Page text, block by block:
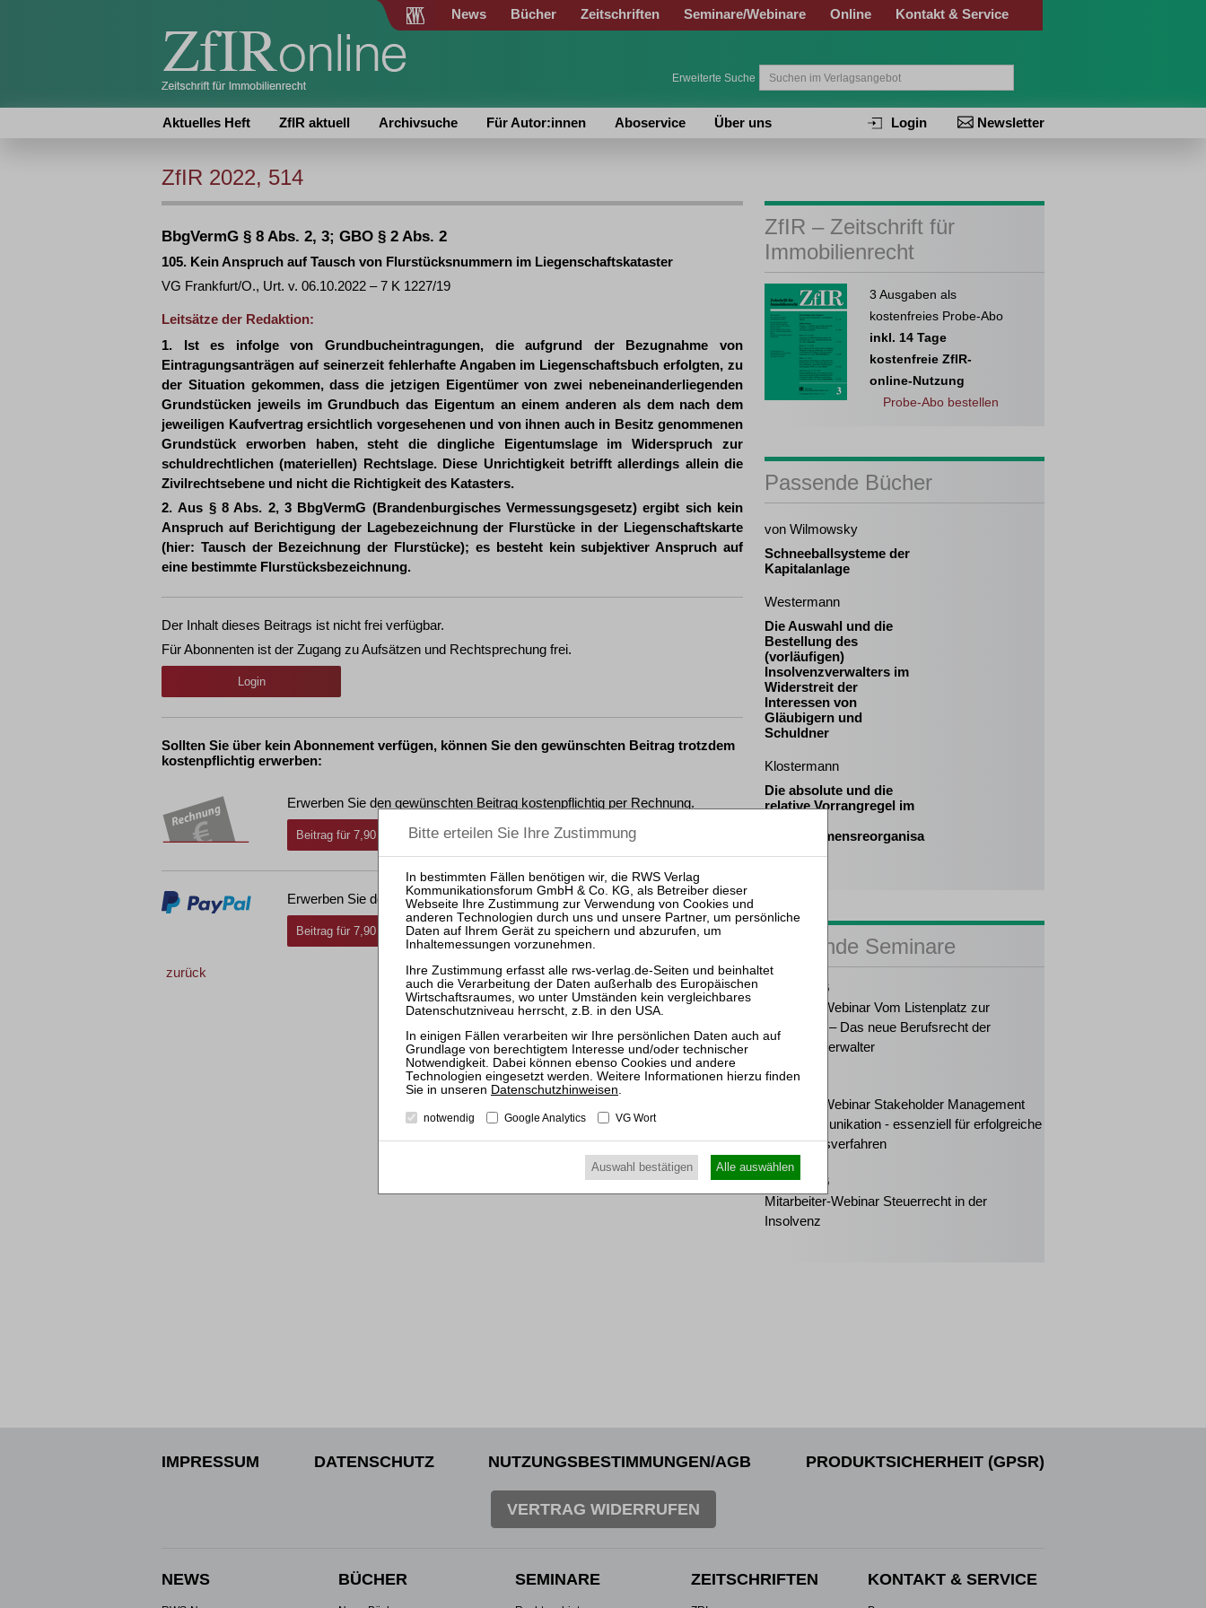
News Bücher Zeitschriften Seminare/Webinare Online Kontakt & Service
Erweiterte Suche
Aktuelles Heft ZfIR aktuell Archivsuche Für Autor:innen Aboservice Über uns Newsletter
Login
ZfIR 2022, 514
BbgVermG § 8 Abs. 2, 3; GBO § 2 Abs. 2
105. Kein Anspruch auf Tausch von Flurstücksnummern im Liegenschaftskataster
VG Frankfurt/O., Urt. v. 06.10.2022 – 7 K 1227/19
Leitsätze der Redaktion:
1. Ist es infolge von Grundbucheintragungen, die aufgrund der Bezugnahme von
Eintragungsanträgen auf seinerzeit fehlerhafte Angaben im Liegenschaftsbuch erfolgten, zu
der Situation gekommen, dass die jetzigen Eigentümer von zwei nebeneinanderliegenden
Grundstücken jeweils im Grundbuch das Eigentum an einem anderen als dem nach dem
jeweiligen Kaufvertrag ersichtlich vorgesehenen und von ihnen auch in Besitz genommenen
Grundstück erworben haben, steht die dingliche Eigentumslage im Widerspruch zur
schuldrechtlichen (materiellen) Rechtslage. Diese Unrichtigkeit betrifft allerdings allein die
Zivilrechtsebene und nicht die Richtigkeit des Katasters.
2. Aus § 8 Abs. 2, 3 BbgVermG (Brandenburgisches Vermessungsgesetz) ergibt sich kein
Anspruch auf Berichtigung der Lagebezeichnung der Flurstücke in der Liegenschaftskarte
(hier: Tausch der Bezeichnung der Flurstücke); es besteht kein subjektiver Anspruch auf
eine bestimmte Flurstücksbezeichnung.
Der Inhalt dieses Beitrags ist nicht frei verfügbar.
Für Abonnenten ist der Zugang zu Aufsätzen und Rechtsprechung frei.
Login
Sollten Sie über kein Abonnement verfügen, können Sie den gewünschten Beitrag trotzdem
kostenpflichtig erwerben:
Erwerben Sie den gewünschten Beitrag kostenpflichtig per Rechnung.
Beitrag für 7,90 € inkl. 7 % MwSt. kaufen
Erwerben Sie den gewünschten Beitrag kostenpflichtig mitPayPal.
Beitrag für 7,90 € inkl. 7 % MwSt. kaufen
zurück
ZfIR – Zeitschrift für
Immobilienrecht
3 Ausgaben als
kostenfreies Probe-Abo
inkl. 14 Tage
kostenfreie ZfIR-
online-Nutzung
Probe-Abo bestellen
Passende Bücher
von Wilmowsky
Schneeballsysteme der
Kapitalanlage
Westermann
Die Auswahl und die
Bestellung des
(vorläufigen)
Insolvenzverwalters im
Widerstreit der
Interessen von
Gläubigern und
Schuldner
Klostermann
Die absolute und die
relative Vorrangregel im
Unternehmensreorganisa
Passende Seminare
25.08.2026
Praktiker-Webinar Vom Listenplatz zur
Zulassung – Das neue Berufsrecht der
Insolvenzverwalter
25.11.2026
Praktiker-Webinar Stakeholder Management
und Kommunikation - essenziell für erfolgreiche
Sanierungsverfahren
14.10.2026
Mitarbeiter-Webinar Steuerrecht in der
Insolvenz
IMPRESSUM DATENSCHUTZ NUTZUNGSBESTIMMUNGEN/AGB PRODUKTSICHERHEIT (GPSR)
VERTRAG WIDERRUFEN
NEWS BÜCHER SEMINARE ZEITSCHRIFTEN KONTAKT & SERVICE
Datenschutzhinweisen.
notwendig Google Analytics VG Wort
Auswahl bestätigen Alle auswählen